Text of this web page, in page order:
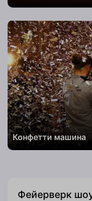
Телефон
Комментарий
к заказу
Заказать
Конфетти машина
Фейерверк